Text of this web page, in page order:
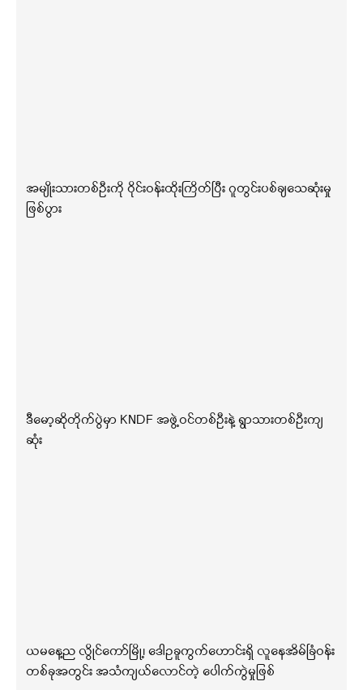
အမျိုးသားတစ်ဦးကို ဝိုင်းဝန်းထိုးကြိတ်ပြီး ဂူတွင်းပစ်ချသေဆုံးမှု
ဖြစ်ပွား
ဒီမော့ဆိုတိုက်ပွဲမှာ KNDF အဖွဲ့ဝင်တစ်ဦးနဲ့ ရွာသားတစ်ဦးကျ
ဆုံး
ယမနေ့ည လွိုင်ကော်မြို့၊ ဒေါဥခူကွက်ဟောင်းရှိ လူနေအိမ်ခြံဝန်း
တစ်ခုအတွင်း အသံကျယ်လောင်တဲ့ ပေါက်ကွဲမှုဖြစ်